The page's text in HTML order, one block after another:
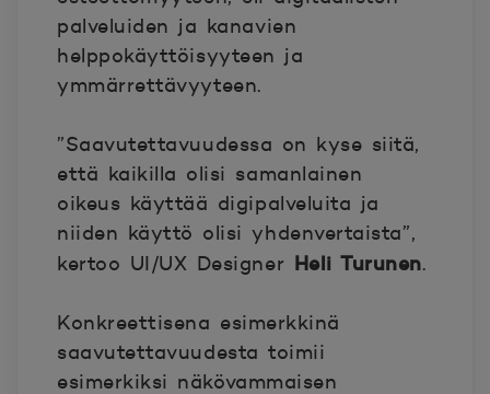
palveluiden ja kanavien
helppokäyttöisyyteen ja
ymmärrettävyyteen.
”Saavutettavuudessa on kyse siitä,
että kaikilla olisi samanlainen
oikeus käyttää digipalveluita ja
niiden käyttö olisi yhdenvertaista”,
kertoo UI/UX Designer Heli Turunen.
Konkreettisena esimerkkinä
saavutettavuudesta toimii
esimerkiksi näkövammaisen